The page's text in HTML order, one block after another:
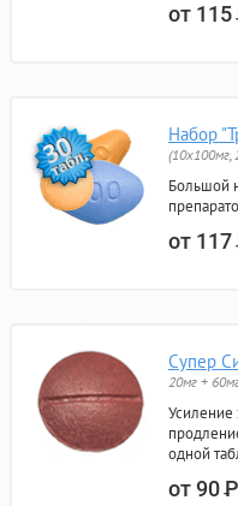
от 115
Набор
(10x100мг,
Большой
от 117
Супер
20мг +
Усиление
одной
от 90Р